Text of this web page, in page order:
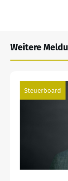
Weitere
Steuerboard